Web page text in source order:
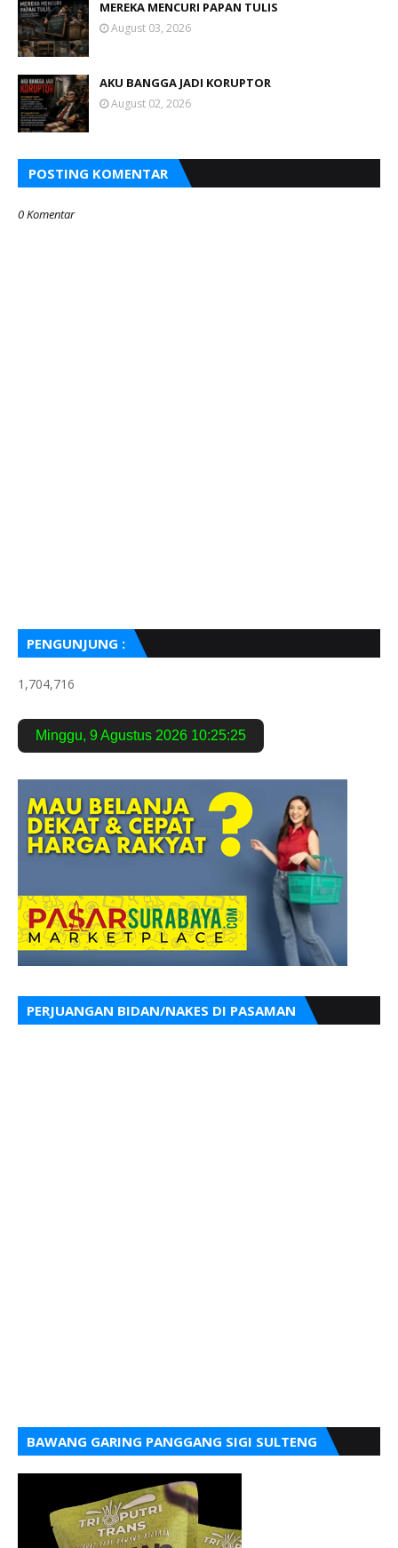
MEREKA MENCURI PAPAN TULIS
August 03, 2026
AKU BANGGA JADI KORUPTOR
August 02, 2026
POSTING KOMENTAR
0 Komentar
PENGUNJUNG :
1,704,716
Minggu, 9 Agustus 2026 10:25:26
PERJUANGAN BIDAN/NAKES DI PASAMAN
BAWANG GARING PANGGANG SIGI SULTENG